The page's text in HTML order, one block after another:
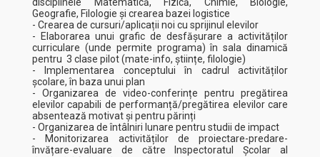
Geografie, Filologie și crearea bazei logistice
- Crearea de cursuri/aplicații noi cu sprijinul elevilor
- Elaborarea unui grafic de desfășurare a activităților
curriculare (unde permite programa) în sala dinamică
pentru 3 clase pilot (mate-info, științe, filologie)
- Implementarea conceptului în cadrul activităților
școlare, în baza unui plan
- Organizarea de video-conferințe pentru pregătirea
elevilor capabili de performanță/pregătirea elevilor care
absentează motivat și pentru părinți
- Organizarea de întâlniri lunare pentru studii de impact
- Monitorizarea activităților de proiectare-predare-
învățare-evaluare de către Inspectoratul Școlar al